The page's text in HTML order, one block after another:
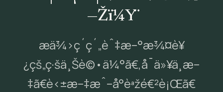
—Žï¼Ÿ
æä¾›ç´ç´„èˆ‡æ–°æ¾¤è¥
¿çš„ç·šä¸Šè©•ä¼°ã€‚å¯ä»¥ä¸­æ–
‡ã€è‹±æ–‡æˆ–å°èªžé€²è¡Œã€